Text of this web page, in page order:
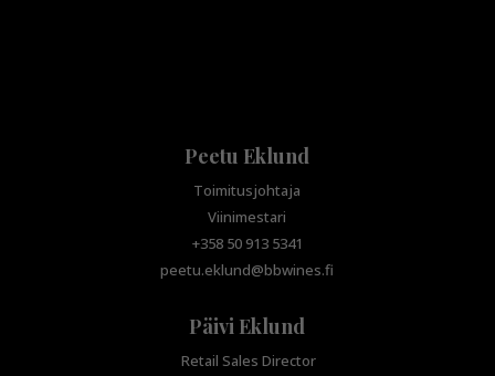
Peetu Eklund
Toimitusjohtaja
Viinimestari
+358 50 913 5341
peetu.eklund@bbwines.fi
Päivi Eklund
Retail Sales Director